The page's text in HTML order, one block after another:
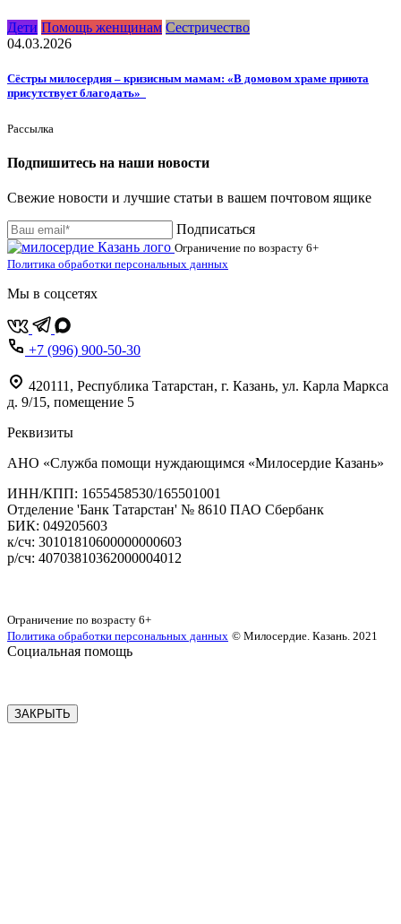
Дети Помощь женщинам Сестричество
04.03.2026
Сёстры милосердия – кризисным мамам: «В домовом храме приюта
присутствует благодать»
Рассылка
Подпишитесь на наши новости
Свежие новости и лучшие статьи в вашем почтовом ящике
Подписаться
Ограничение по возрасту 6+
Политика обработки персональных данных
Мы в соцсетях
+7 (996) 900-50-30
420111, Республика Татарстан, г. Казань, ул. Карла Маркса
д. 9/15, помещение 5
Реквизиты
АНО «Служба помощи нуждающимся «Милосердие Казань»
‌ИНН/КПП: 1655458530/165501001
Отделение 'Банк Татарстан' № 8610 ПАО Сбербанк
БИК: 049205603
‌к/сч: 30101810600000000603
р/сч: 40703810362000004012
Ограничение по возрасту 6+
Политика обработки персональных данных © Милосердие. Казань. 2021
Социальная помощь
ЗАКРЫТЬ